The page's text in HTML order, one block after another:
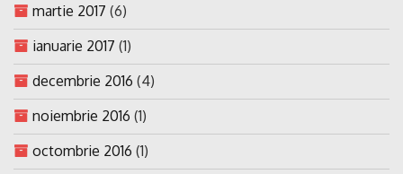
martie 2017 (6)
ianuarie 2017 (1)
decembrie 2016 (4)
noiembrie 2016 (1)
octombrie 2016 (1)